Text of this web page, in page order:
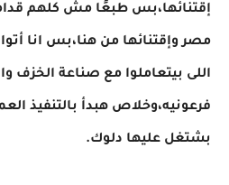
إقتنائها،بس طبعًا مش كلهم
مصر وإقتنائها من هنا،بس انا
اللى بيتعاملوا مع صناعة الخزف
فرعونيه،وخلاص هبدأ بالتنفيذ
بشتغل عليها دلوك.